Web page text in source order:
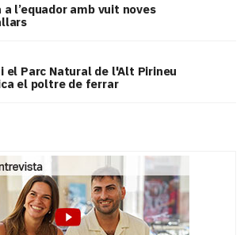
a l’equador amb vuit noves
el Parc Natural de l'Alt Pirineu
el poltre de ferrar